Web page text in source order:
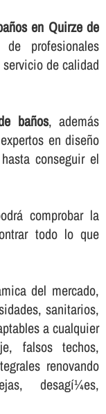
en Quirze de
profesionales
de calidad
baños, además
en diseño
conseguir el
comprobar la
todo lo que
del mercado,
sanitarios,
a cualquier
falsos techos,
renovando
desagí¼es,